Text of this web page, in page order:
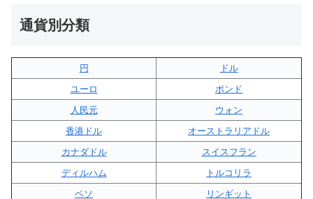
通貨別分類
円
ドル
ユーロ
ポンド
人民元
ウォン
香港ドル
オーストラリアドル
カナダドル
スイスフラン
ディルハム
トルコリラ
ペソ
リンギット